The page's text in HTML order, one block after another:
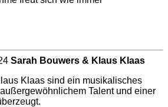
Sarah Bouwers & Klaus Klaas
Klaas sind ein musikalisches
Talent und einer